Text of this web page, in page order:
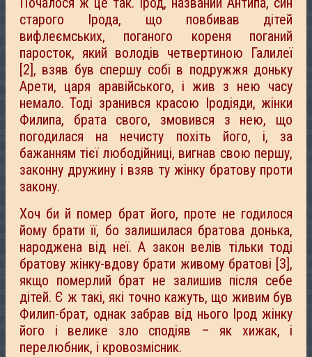
старого Ірода, що повбивав дітей
вифлеємських, поганого кореня поганий
паросток, який володів четвертиною Галилеї
[2], взяв був спершу собі в подружжя доньку
Арети, царя аравійського, і жив з нею часу
немало. Тоді зранився красою Іродіяди, жінки
Филипа, брата свого, змовився з нею, що
погодилася на нечисту похіть його, і, за
бажанням тієї любодійниці, вигнав свою першу,
законну дружину і взяв ту жінку братову проти
закону.
Хоч би й помер брат його, проте не годилося
йому брати її, бо залишилася братова донька,
народжена від неї. А закон велів тільки тоді
братову жінку-вдову брати живому братові [3],
якщо померлий брат не залишив після себе
дітей. Є ж такі, які точно кажуть, що живим був
Филип-брат, однак забрав від нього Ірод жінку
його і велике зло сподіяв – як хижак, і
перелюбник, і кровозмісник.